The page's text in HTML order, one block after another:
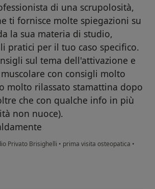
di una scrupolosità,
ti fornisce molte spiegazioni su
la sua materia di studio,
pratici per il tuo caso specifico.
sul tema dell'attivazione e
con consigli molto
molto rilassato stamattina dopo
che con qualche info in più
non nuoce).
Privato Brisighelli • prima visita osteopatica •
Lorenzo Rossignoli